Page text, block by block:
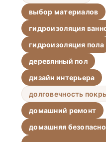
выбор материалов
гидроизоляция
гидроизоляция пола
деревянный пол
дизайн интерьера
долговечность
домашний ремонт
домашняя